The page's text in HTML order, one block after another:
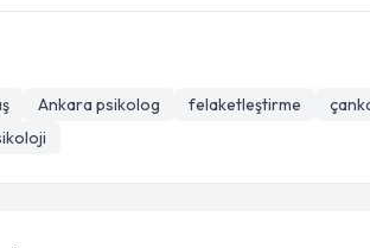
Ankara psikolog felaketleştirme